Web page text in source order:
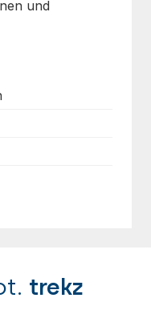
und
trekz